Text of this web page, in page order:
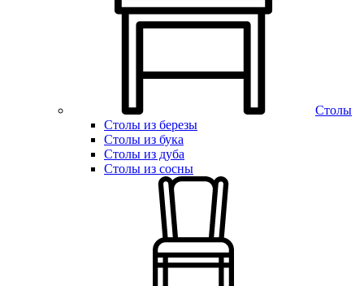
Столы
Столы из березы
Столы из бука
Столы из дуба
Столы из сосны